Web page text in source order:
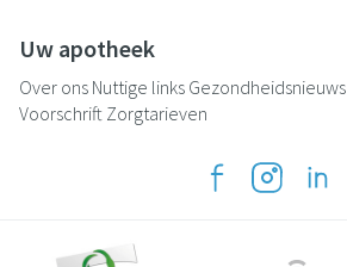
Uw apotheek
Over ons Nuttige links Gezondheidsnieuws
Voorschrift Zorgtarieven